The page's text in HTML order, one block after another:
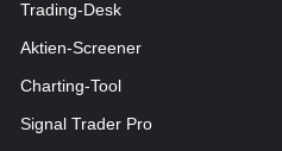
Trading-Desk
Aktien-Screener
Charting-Tool
Signal Trader Pro